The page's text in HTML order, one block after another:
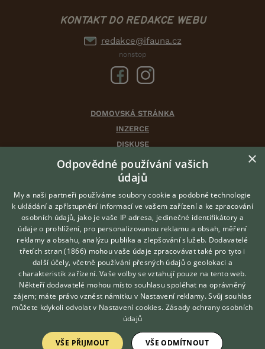
KONTAKT DO REDAKCE WEBU
redakce@ifauna.cz
nonstop
DOMOVSKÁ STRÁNKA
INZERCE
DISKUSE
ČLÁNKY
CHOVATELSKÉ STANICE
VÝBĚR VHODNÉHO PLEMENE
O nás
Kontakt
Možnosti zvýraznění inzerátů
Podmínky užití
Zpracování osobních údajů
Přihlášení
Registrace
Hledáte zvířecího kamaráda?
Zdarma vám poradí
VETERINÁŘ ONLINE
KONZULTOVAT S
VETERINÁŘEM
×
Odpovědné používání vašich
údajů
My a naši partneři používáme soubory cookie a podobné technologie
k ukládání a zpřístupnění informací ve vašem zařízení a ke zpracování
osobních údajů, jako je vaše IP adresa, jedinečné identifikátory a
údaje o prohlížení, pro personalizovanou reklamu a obsah, měření
reklamy a obsahu, analýzu publika a zlepšování služeb. Dodavatelé
třetích stran (1866) mohou vaše údaje zpracovávat také pro tyto i
další účely, včetně používání přesných údajů o geolokaci a
charakteristik zařízení. Vaše volby se vztahují pouze na tento web.
Někteří dodavatelé mohou místo souhlasu spoléhat na oprávněný
zájem; máte právo vznést námitku v Nastavení reklamy. Svůj souhlas
můžete kdykoli odvolat v Nastavení cookies. Zásady ochrany osobních
údajů
VŠE PŘIJMOUT VŠE ODMÍTNOUT